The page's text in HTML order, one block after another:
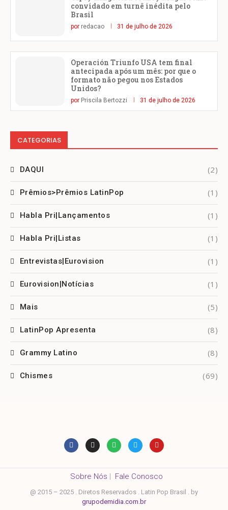
convidado em turnê inédita pelo
Brasil
por redacao 31 de julho de 2026
Operación Triunfo USA tem final
antecipada após um mês: por que o
formato não pegou nos Estados
Unidos?
por Priscila Bertozzi 31 de julho de 2026
CATEGORIAS
DAQUI (2)
Prêmios>Prêmios LatinPop (1)
Habla Pri|Lançamentos (1)
Habla Pri|Listas (1)
Entrevistas|Eurovision (1)
Eurovision|Notícias (1)
Mais (5)
LatinPop Apresenta (8)
Grammy Latino (8)
Chismes (69)
Sobre Nós | Fale Conosco
@ 2015 – 2025 . Diretos Reservados . Latin Pop Brasil . by
grupodemidia.com.br